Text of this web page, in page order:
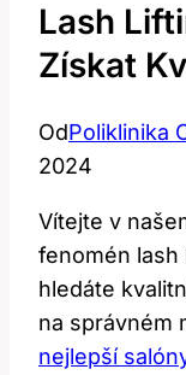
Lash
Získat
OdPoliklinika
2024
Vítejte v
fenomén lash
hledáte
na správném
nejlepší